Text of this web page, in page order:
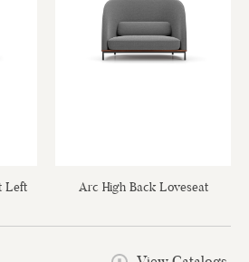
Left Arc High Back Loveseat